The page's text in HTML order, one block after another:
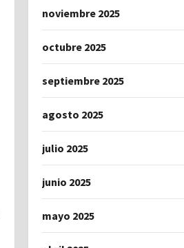
noviembre 2025
octubre 2025
septiembre 2025
agosto 2025
julio 2025
junio 2025
mayo 2025